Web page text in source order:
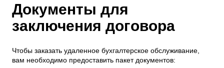
Документы для
заключения договора
Чтобы заказать удаленное бухгалтерское обслуживание,
вам необходимо предоставить пакет документов: